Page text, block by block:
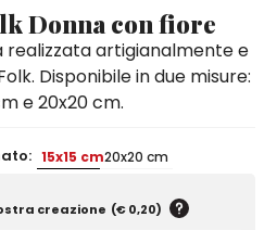
Donna con fiore
realizzata artigianalmente e
Disponibile in due misure:
e 20x20 cm.
15x15 cm20x20 cm
creazione (€ 0,20)